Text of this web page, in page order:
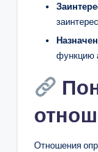
функцию
Отношения